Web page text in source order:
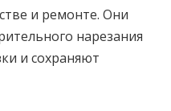
и ремонте. Они
нарезания
и сохраняют